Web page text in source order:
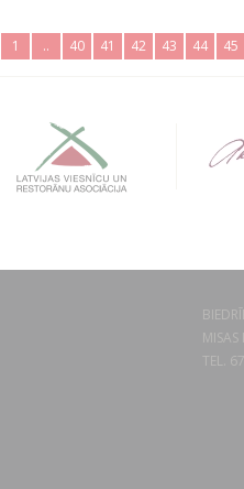
1 .. 40 41 42 43 44 45
TEL.